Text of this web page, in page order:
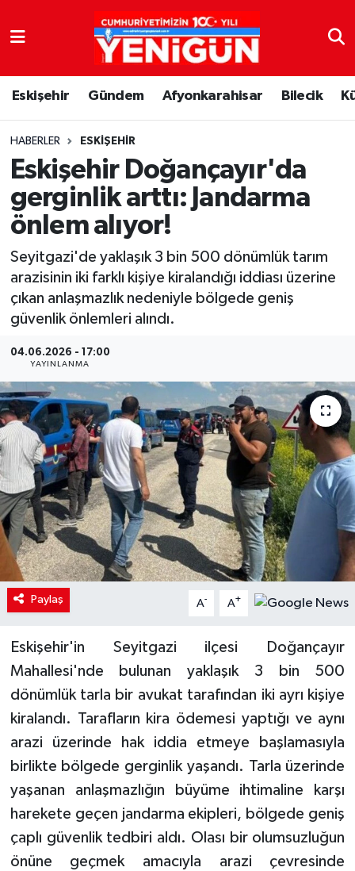
Eskişehir Gündem Afyonkarahisar Bilecik
HABERLER ESKIŞEHIR
Eskişehir Doğançayır'da
gerginlik arttı: Jandarma
önlem alıyor!
Seyitgazi'de yaklaşık 3 bin 500 dönümlük tarım
arazisinin iki farklı kişiye kiralandığı iddiası üzerine
çıkan anlaşmazlık nedeniyle bölgede geniş
güvenlik önlemleri alındı.
04.06.2026 - 17:00
YAYINLANMA
Paylaş A- A+
Eskişehir'in Seyitgazi ilçesi Doğançayır
Mahallesi'nde bulunan yaklaşık 3 bin 500
dönümlük tarla bir avukat tarafından iki ayrı kişiye
kiralandı. Tarafların kira ödemesi yaptığı ve aynı
arazi üzerinde hak iddia etmeye başlamasıyla
birlikte bölgede gerginlik yaşandı. Tarla üzerinde
yaşanan anlaşmazlığın büyüme ihtimaline karşı
harekete geçen jandarma ekipleri, bölgede geniş
çaplı güvenlik tedbiri aldı. Olası bir olumsuzluğun
önüne geçmek amacıyla arazi çevresinde
Nöbetçi Eczaneler
Hava Durumu
Trafik Durumu
Süper Lig Puan Durumu ve Fikstür
Tüm Manşetler
Son Dakika Haberleri
Haber Arşivi